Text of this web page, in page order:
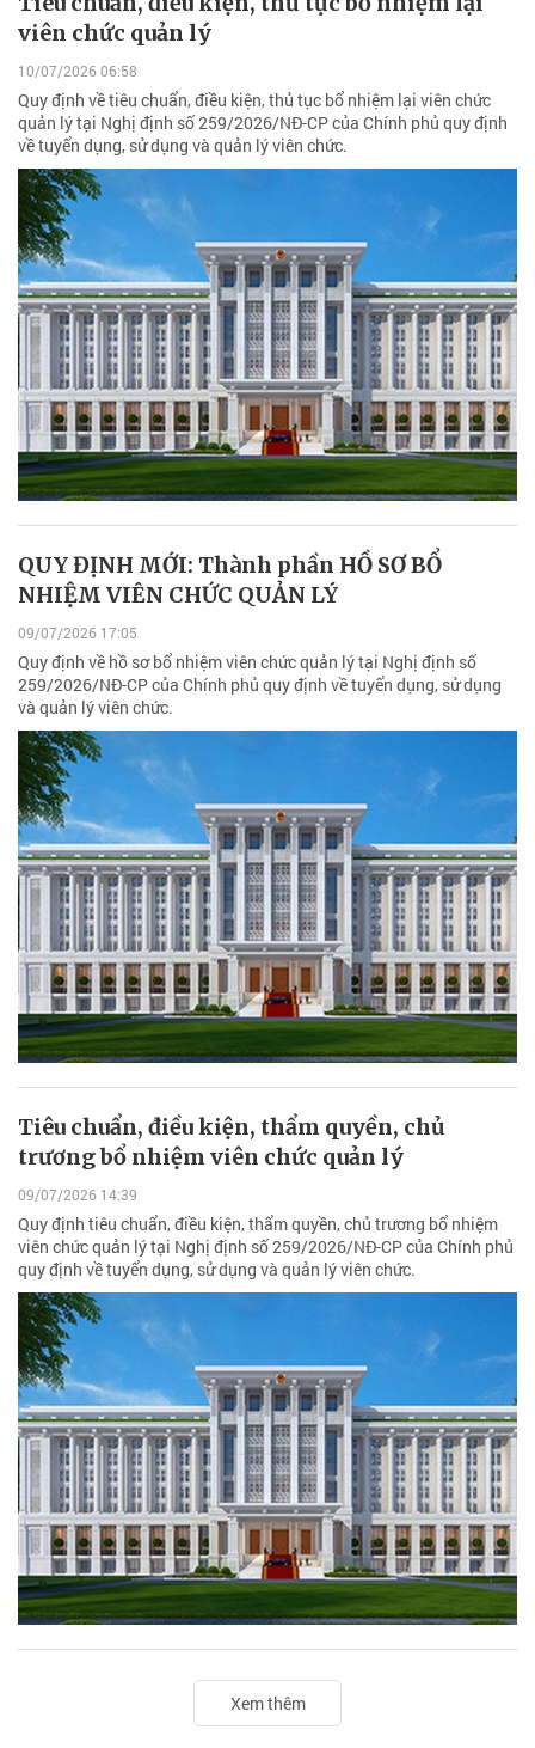
viên chức quản lý
10/07/2026 06:58
Quy định về tiêu chuẩn, điều kiện, thủ tục bổ nhiệm lại viên chức
quản lý tại Nghị định số 259/2026/NĐ-CP của Chính phủ quy định
về tuyển dụng, sử dụng và quản lý viên chức.
QUY ĐỊNH MỚI: Thành phần HỒ SƠ BỔ
NHIỆM VIÊN CHỨC QUẢN LÝ
09/07/2026 17:05
Quy định về hồ sơ bổ nhiệm viên chức quản lý tại Nghị định số
259/2026/NĐ-CP của Chính phủ quy định về tuyển dụng, sử dụng
và quản lý viên chức.
Tiêu chuẩn, điều kiện, thẩm quyền, chủ
trương bổ nhiệm viên chức quản lý
09/07/2026 14:39
Quy định tiêu chuẩn, điều kiện, thẩm quyền, chủ trương bổ nhiệm
viên chức quản lý tại Nghị định số 259/2026/NĐ-CP của Chính phủ
quy định về tuyển dụng, sử dụng và quản lý viên chức.
Xem thêm